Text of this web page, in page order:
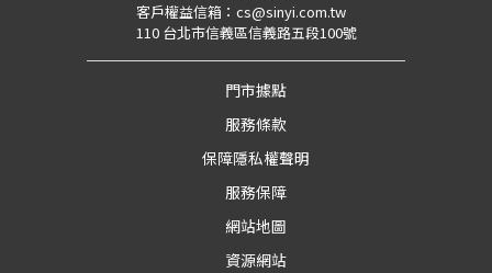
客戶權益信箱： cs@sinyi.com.tw
110 台北市信義區信義路五段100號
門市據點
服務條款
保障隱私權聲明
服務保障
網站地圖
資源網站